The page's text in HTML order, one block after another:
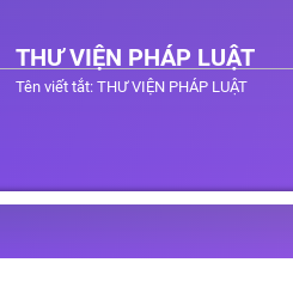
THƯ VIỆN PHÁP LUẬT
Tên viết tắt: THƯ VIỆN PHÁP LUẬT